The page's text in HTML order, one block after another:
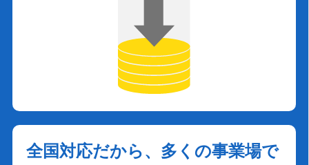
全国対応だから、多くの事業場で